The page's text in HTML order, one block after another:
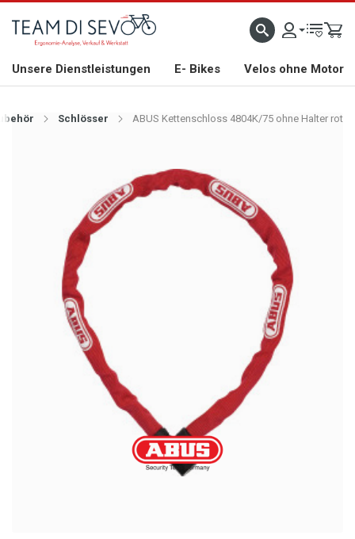
WILLKOMMEN GROSSE AUSWAHL AN RENNRÄDERN, GRAVEL, E-BIKES UND
Unsere Dienstleistungen E- Bikes Velos ohne Motor
Schlösser ABUS Kettenschloss 4804K/75 ohne Halter rot